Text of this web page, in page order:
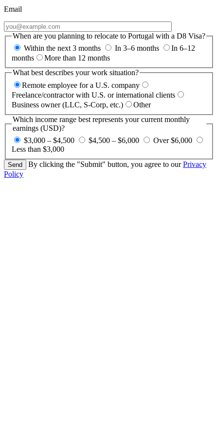
Email
When are you planning to relocate to Portugal with a D8 Visa?
Within the next 3 months
In 3–6 months
In 6–12
months
More than 12 months
What best describes your work situation?
Remote employee for a U.S. company
Freelance/contractor with U.S. or international clients
Business owner (LLC, S-Corp, etc.)
Other
Which income range best represents your current monthly
earnings (USD)?
$3,000 – $4,500
$4,500 – $6,000
Over $6,000
Less than $3,000
By clicking the "Submit" button, you agree to ourPrivacy
Policy